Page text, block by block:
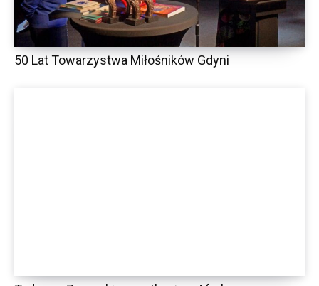
50 Lat Towarzystwa Miłośników Gdyni